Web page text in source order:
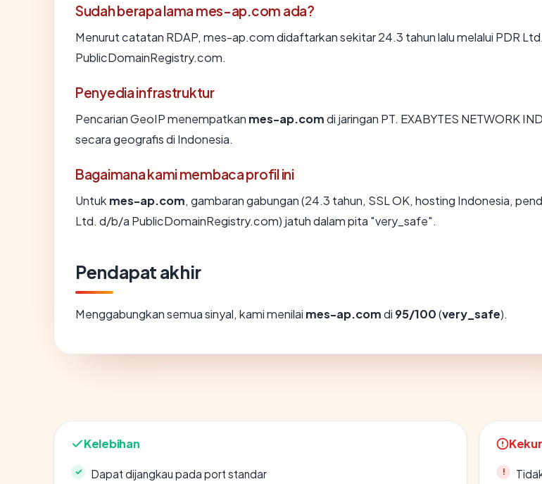
Sudah berapa lama mes-ap.com ada?
Menurut catatan RDAP, mes-ap.com didaftarkan sekitar 24.3 tahun lalu melalui PDR
PublicDomainRegistry.com.
Penyedia infrastruktur
Pencarian GeoIP menempatkan mes-ap.comdi jaringan PT. EXABYTES NETWORK
secara geografis di Indonesia.
Bagaimana kami membaca profil ini
Untuk mes-ap.com, gambaran gabungan (24.3 tahun, SSL OK, hosting Indonesia,
Ltd. d/b/a PublicDomainRegistry.com) jatuh dalam pita "very_safe".
Pendapat akhir
Menggabungkan semua sinyal, kami menilai mes-ap.comdi 95/100(very_safe).
Kelebihan
Dapat dijangkau pada port standar